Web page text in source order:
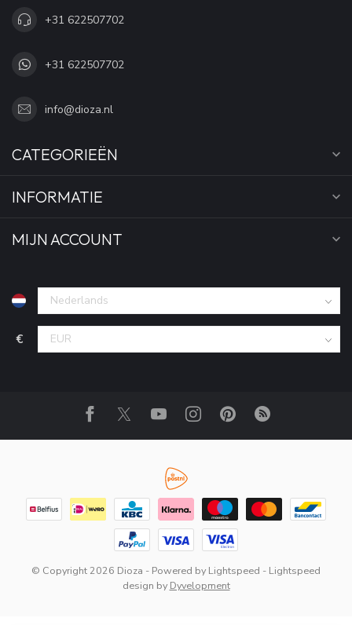
+31 622507702
+31 622507702
info@dioza.nl
CATEGORIEËN
INFORMATIE
MIJN ACCOUNT
€
© Copyright 2026 Dioza - Powered by Lightspeed - Lightspeed
design by Dyvelopment